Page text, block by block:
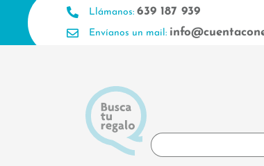
Llámanos: 639 187 939
Envíanos un mail:
Search
...